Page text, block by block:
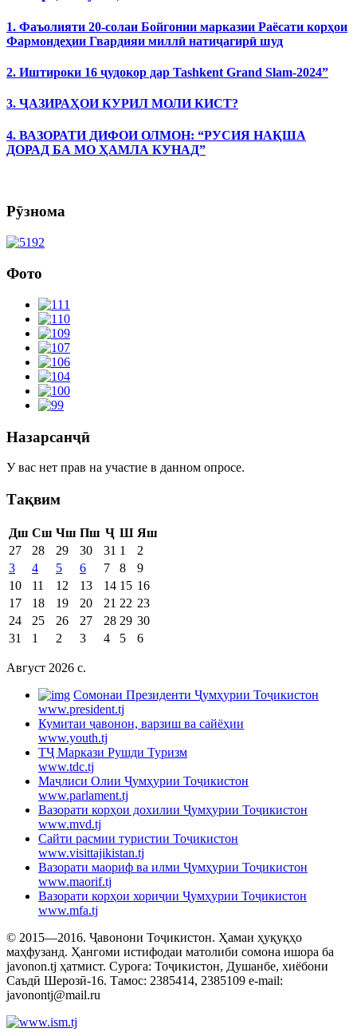
1. Фаъолияти 20-солаи Бойгонии марказии Раёсати корҳои
Фармондеҳии Гвардияи миллӣ натиҷагирӣ шуд
2. Иштироки 16 ҷудокор дар Tashkent Grand Slam-2024”
3. ҶАЗИРАҲОИ КУРИЛ МОЛИ КИСТ?
4. ВАЗОРАТИ ДИФОИ ОЛМОН: “РУСИЯ НАҚША
ДОРАД БА МО ҲАМЛА КУНАД”
Рӯзнома
Фото
Назарсанҷӣ
У вас нет прав на участие в данном опросе.
Тақвим
Дш Сш Чш Пш Ҷ Ш Яш
27
28 29 30 31 1
2
3
4 5 6 7 8
9
10
11 12 13 14 15 16
17
18 19 20 21 22 23
24
25 26 27 28 29 30
31
1 2 3 4 5 6
Август 2026 c.
Cомонаи Президенти Ҷумҳурии Тоҷикистон
www.president.tj
Кумитаи ҷавонон, варзиш ва сайёҳии
www.youth.tj
ТҶ Маркази Рушди Туризм
www.tdc.tj
Маҷлиси Олии Ҷумҳурии Тоҷикистон
www.parlament.tj
Вазорати корҳои дохилии Ҷумҳурии Тоҷикистон
www.mvd.tj
Сайти расмии туристии Тоҷикистон
www.visittajikistan.tj
Вазорати маориф ва илми Ҷумҳурии Тоҷикистон
www.maorif.tj
Вазорати корҳои хориҷии Ҷумҳурии Тоҷикистон
www.mfa.tj
© 2015—2016. Ҷавонони Тоҷикистон. Ҳамаи ҳуқуқҳо
маҳфузанд. Ҳангоми истифодаи матолиби сомона ишора ба
javonon.tj ҳатмист. Суроға: Тоҷикистон, Душанбе, хиёбони
Саъдӣ Шерозӣ-16. Тамос: 2385414, 2385109 e-mail:
javonontj@mail.ru